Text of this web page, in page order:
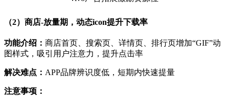
（2）商店-放量期，动态icon提升下载率
功能介绍： 商店首页、搜索页、详情页、排行页增加“GIF”动
图样式，吸引用户注意力，提升点击率
解决难点： APP品牌辨识度低，短期内快速提量
注意事项：